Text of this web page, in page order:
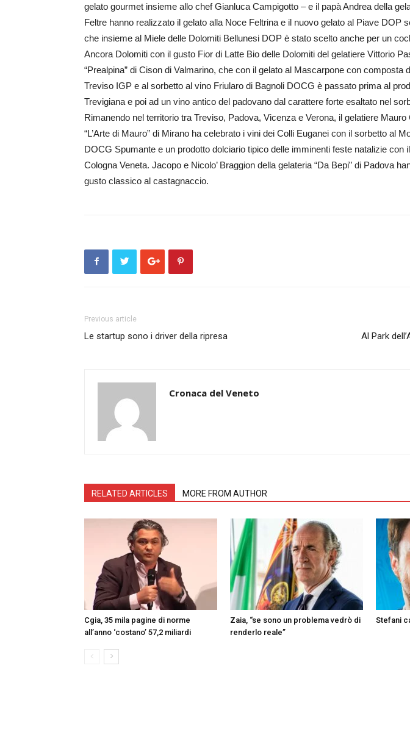
gelato gourmet insieme allo chef Gianluca Campigotto – e il papà Andrea della
Feltre hanno realizzato il gelato alla Noce Feltrina e il nuovo gelato al Piave DOP
che insieme al Miele delle Dolomiti Bellunesi DOP è stato scelto anche per un
Ancora Dolomiti con il gusto Fior di Latte Bio delle Dolomiti del gelatiere Vittorio
“Prealpina” di Cison di Valmarino, che con il gelato al Mascarpone con composta
Treviso IGP e al sorbetto al vino Friularo di Bagnoli DOCG è passato prima al
Trevigiana e poi ad un vino antico del padovano dal carattere forte esaltato nel
Rimanendo nel territorio tra Treviso, Padova, Vicenza e Verona, il gelatiere Mauro
“L’Arte di Mauro” di Mirano ha celebrato i vini dei Colli Euganei con il sorbetto al
DOCG Spumante e un prodotto dolciario tipico delle imminenti feste natalizie con
Cologna Veneta. Jacopo e Nicolo’ Braggion della gelateria “Da Bepi” di Padova
gusto classico al castagnaccio.
Previous article
Le startup sono i driver della ripresa Al Park
Cronaca del Veneto
RELATED ARTICLES MORE FROM AUTHOR
Cgia, 35 mila pagine di norme
all’anno ‘costano’ 57,2 miliardi
Zaia, “se sono un problema vedrò di
renderlo reale”
Stefani